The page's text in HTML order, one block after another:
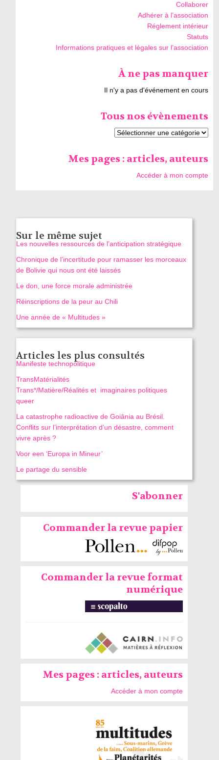
Collaborer
Adhérer à l’association
Réglement intérieur
Statuts
Informations pratiques et légales sur l’association
À ne pas manquer
Il n'y a pas d'événement en cours
Tous nos évènements
Mes pages : articles, auteurs
Accéder à mon compte
Sur le même sujet
Les nouvelles ressources de l’anticipation stratégique
Chronique de l’incertitude pour ramasser les morceaux
de Bolivie qui nous ont été laissés
Le don, une force morale administrée
Réinscriptions de la peur au Chili
Une année de « Multitudes »
Articles les plus consultés
Manifeste technopolitique
TransMatérialités
Trans*/Matière/Réalités et imaginaires politiques
queer
La catastrophe radioactive de Goiânia au Brésil.
Conflits sur l’interprétation d’un désastre, comment
vivre après ?
Voor een ‘Europa in Mineur’
Le partage du sensible
S'abonner
Commander la revue papier
Commander la revue format
numérique
Mes pages : articles, auteurs
Accéder à mon compte